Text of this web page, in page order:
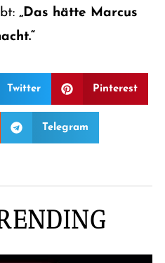
„Das hätte Marcus
Twitter Pinterest
Telegram